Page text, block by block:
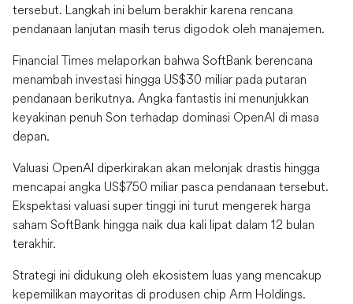
tersebut. Langkah ini belum berakhir karena rencana
pendanaan lanjutan masih terus digodok oleh manajemen.
Financial Times melaporkan bahwa SoftBank berencana
menambah investasi hingga US$30 miliar pada putaran
pendanaan berikutnya. Angka fantastis ini menunjukkan
keyakinan penuh Son terhadap dominasi OpenAI di masa
depan.
Valuasi OpenAI diperkirakan akan melonjak drastis hingga
mencapai angka US$750 miliar pasca pendanaan tersebut.
Ekspektasi valuasi super tinggi ini turut mengerek harga
saham SoftBank hingga naik dua kali lipat dalam 12 bulan
terakhir.
Strategi ini didukung oleh ekosistem luas yang mencakup
kepemilikan mayoritas di produsen chip Arm Holdings.